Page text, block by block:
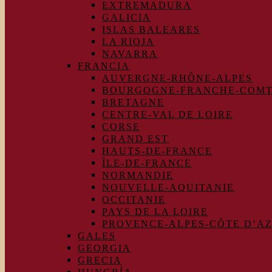
EXTREMADURA
GALICIA
ISLAS BALEARES
LA RIOJA
NAVARRA
FRANCIA
AUVERGNE-RHÔNE-ALPES
BOURGOGNE-FRANCHE-
BRETAGNE
CENTRE-VAL DE LOIRE
CORSE
GRAND EST
HAUTS-DE-FRANCE
ÎLE-DE-FRANCE
NORMANDIE
NOUVELLE-AQUITANIE
OCCITANIE
PAYS DE LA LOIRE
PROVENCE-ALPES-CÔTE
GALES
GEORGIA
GRECIA